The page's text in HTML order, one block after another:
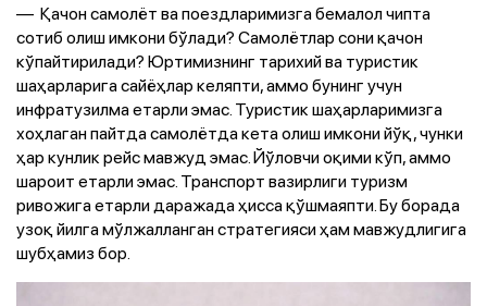
— Қачон самолёт ва поездларимизга бемалол чипта
сотиб олиш имкони бўлади? Самолётлар сони қачон
кўпайтирилади? Юртимизнинг тарихий ва туристик
шаҳарларига сайёҳлар келяпти, аммо бунинг учун
инфратузилма етарли эмас. Туристик шаҳарларимизга
хоҳлаган пайтда самолётда кета олиш имкони йўқ, чунки
ҳар кунлик рейс мавжуд эмас. Йўловчи оқими кўп, аммо
шароит етарли эмас. Транспорт вазирлиги туризм
ривожига етарли даражада ҳисса қўшмаяпти. Бу борада
узоқ йилга мўлжалланган стратегияси ҳам мавжудлигига
шубҳамиз бор.